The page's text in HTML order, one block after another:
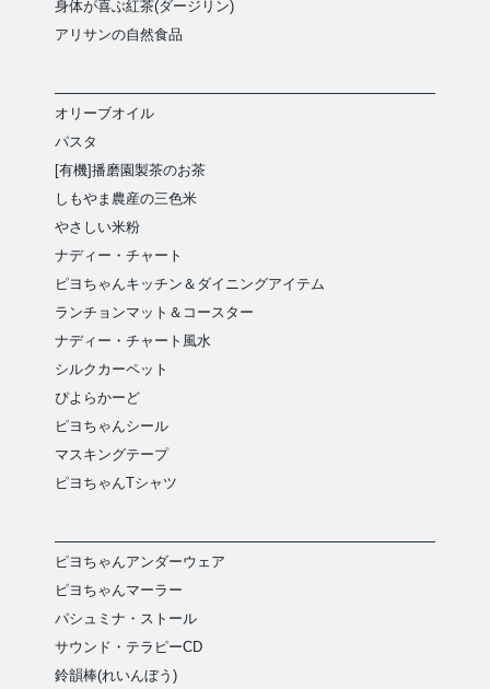
身体が喜ぶ紅茶(ダージリン)
アリサンの自然食品
オリーブオイル
パスタ
[有機]播磨園製茶のお茶
しもやま農産の三色米
やさしい米粉
ナディー・チャート
ピヨちゃんキッチン＆ダイニングアイテム
ランチョンマット＆コースター
ナディー・チャート風水
シルクカーペット
ぴよらかーど
ピヨちゃんシール
マスキングテープ
ピヨちゃんTシャツ
ピヨちゃんアンダーウェア
ピヨちゃんマーラー
パシュミナ・ストール
サウンド・テラピーCD
鈴韻棒(れいんぼう)